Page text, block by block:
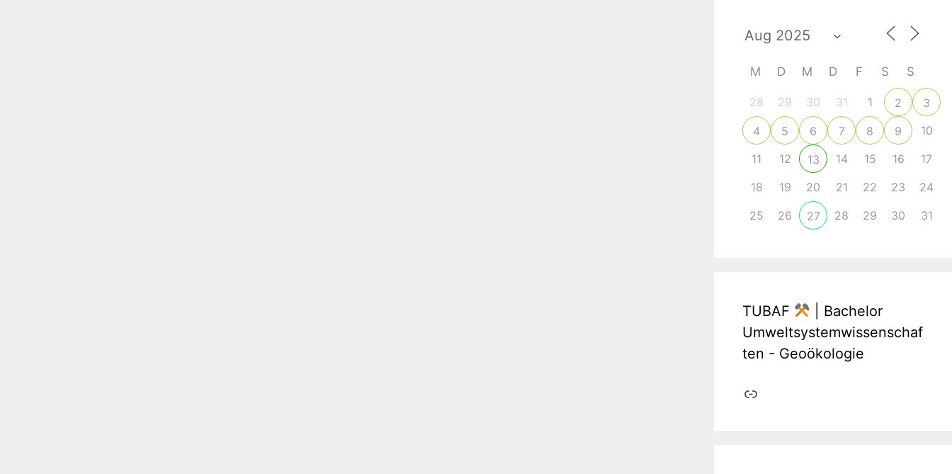
M D M D F S S
28 29 30 31 1 2
3
4
5 6 7 8 9
10
11
12 13 14 15 16
17
18
19 20 21 22 23
24
25
26 27 28 29 30 31
TUBAF
| Bachelor
Umweltsystemwissenschaf
ten - Geoökologie
Link